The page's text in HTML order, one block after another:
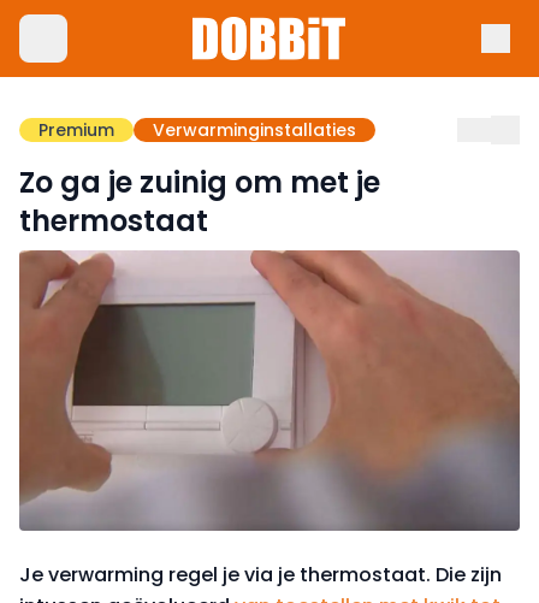
Premium Verwarminginstallaties
Zo ga je zuinig om met je
thermostaat
Je verwarming regel je via je thermostaat. Die zijn